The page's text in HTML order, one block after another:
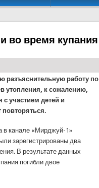
во время купания
разъяснительную работу по
утопления, к сожалению,
участием детей и
в канале «Мирджуй-1»
зарегистрированы два
В результате данных
погибли двое